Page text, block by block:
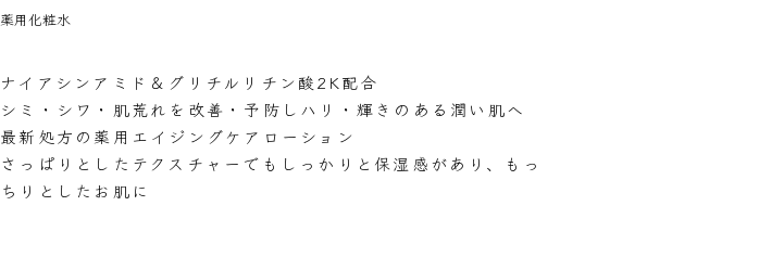
薬用化粧水
ナイアシンアミド＆グリチルリチン酸2K配合
シミ・シワ・肌荒れを改善・予防しハリ・輝きのある潤い肌へ
最新処方の薬用エイジングケアローション
さっぱりとしたテクスチャーでもしっかりと保湿感があり、もっ
ちりとしたお肌に